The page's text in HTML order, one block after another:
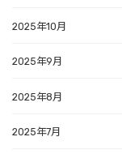
2025年10月
2025年9月
2025年8月
2025年7月